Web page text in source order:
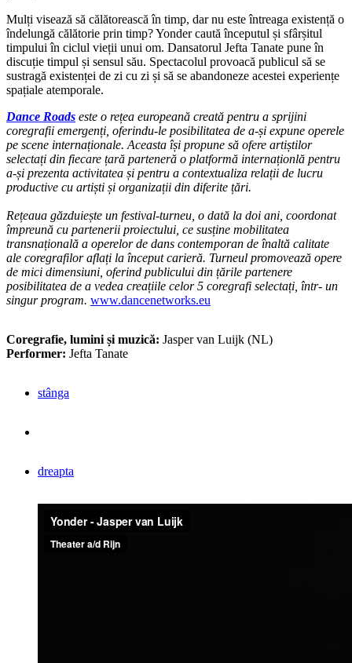
Mulți visează să călătorească în timp, dar nu este întreaga existență o
îndelungă călătorie prin timp? Yonder caută începutul și sfârșitul
timpului în ciclul vieții unui om. Dansatorul Jefta Tanate pune în
discuție timpul și sensul său. Spectacolul provoacă publicul să se
sustragă existenței de zi cu zi și să se abandoneze acestei experiențe
spațiale atemporale.
Dance Roads este o rețea europeană creată pentru a sprijini
coregrafii emergenți, oferindu-le posibilitatea de a-și expune operele
pe scene internaționale. Aceasta își propune să ofere artiștilor
selectați din fiecare țară parteneră o platformă internaționlă pentru
a-și prezenta activitatea și pentru a contextualiza relații de lucru
productive cu artiști și organizații din diferite țări.
Rețeaua găzduiește un festival-turneu, o dată la doi ani, coordonat
împreună cu partenerii proiectului, ce susține mobilitatea
transnațională a operelor de dans contemporan de înaltă calitate
ale coregrafilor aflați la început carieră. Turneul promovează opere
de mici dimensiuni, oferind publicului din țările partenere
posibilitatea de a vedea creațiile celor 5 coregrafi selectați, într- un
singur program. www.dancenetworks.eu
Coregrafie, lumini și muzică: Jasper van Luijk (NL)
Performer: Jefta Tanate
stânga
dreapta